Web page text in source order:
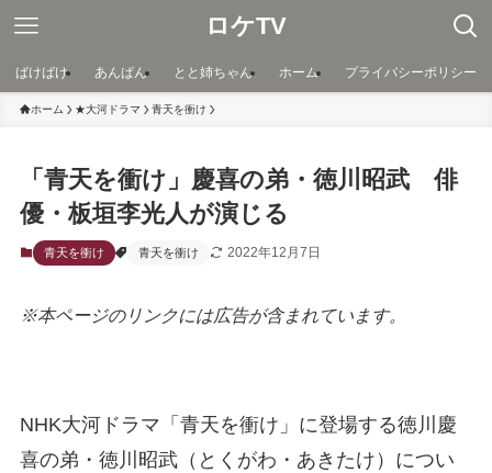
ロケTV
ばけばけ あんぱん とと姉ちゃん ホーム プライバシーポリシー
ホーム ★大河ドラマ 青天を衝け
「青天を衝け」慶喜の弟・徳川昭武 俳
優・板垣李光人が演じる
青天を衝け 青天を衝け 2022年12月7日
※本ページのリンクには広告が含まれています。
NHK大河ドラマ「青天を衝け」に登場する徳川慶
喜の弟・徳川昭武（とくがわ・あきたけ）につい